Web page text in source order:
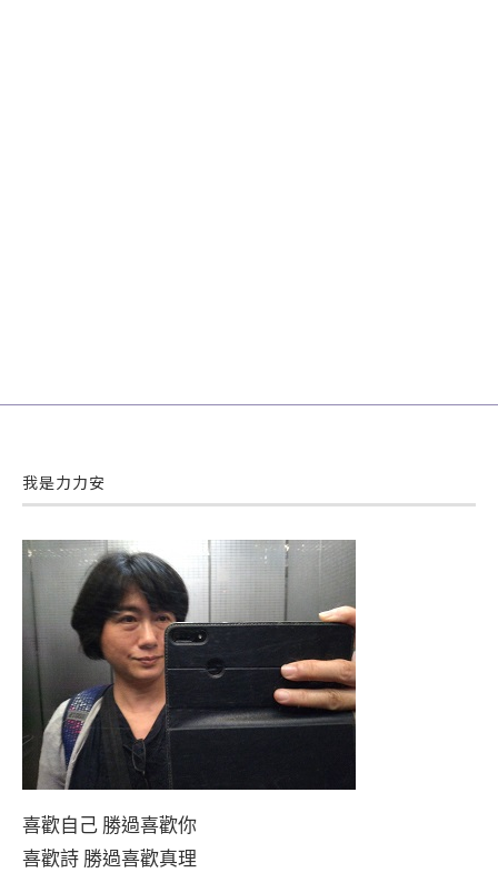
我是力力安
喜歡自己 勝過喜歡你
喜歡詩 勝過喜歡真理